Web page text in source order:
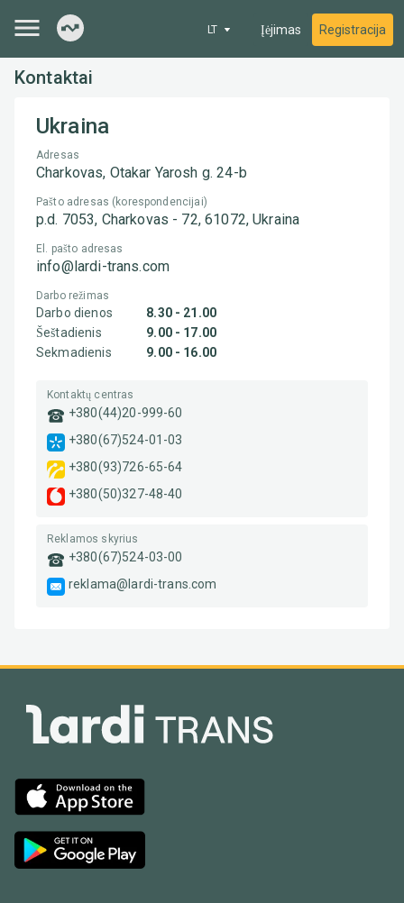
LT Įėjimas Registracija
Kontaktai
Ukraina
Adresas
Charkovas, Otakar Yarosh g. 24-b
Pašto adresas (korespondencijai)
p.d. 7053, Charkovas - 72, 61072, Ukraina
El. pašto adresas
info@lardi-trans.com
Darbo režimas
Darbo dienos 8.30- 21.00
Šeštadienis
9.00- 17.00
Sekmadienis
9.00- 16.00
Kontaktų centras
+380(44)20-999-60
+380(67)524-01-03
+380(93)726-65-64
+380(50)327-48-40
Reklamos skyrius
+380(67)524-03-00
reklama@lardi-trans.com